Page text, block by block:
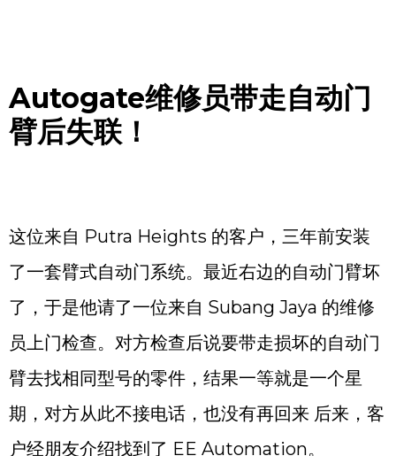
Autogate维修员带走自动门
臂后失联！
这位来自 Putra Heights 的客户，三年前安装
了一套臂式自动门系统。最近右边的自动门臂坏
了，于是他请了一位来自 Subang Jaya 的维修
员上门检查。对方检查后说要带走损坏的自动门
臂去找相同型号的零件，结果一等就是一个星
期，对方从此不接电话，也没有再回来 后来，客
户经朋友介绍找到了 EE Automation。